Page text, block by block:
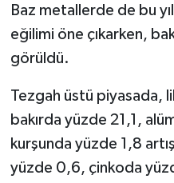
Baz metallerde de bu
eğilimi öne çıkarken,
görüldü.
Tezgah üstü piyasada,
bakırda yüzde 21,1,
kurşunda yüzde 1,8
yüzde 0,6, çinkoda